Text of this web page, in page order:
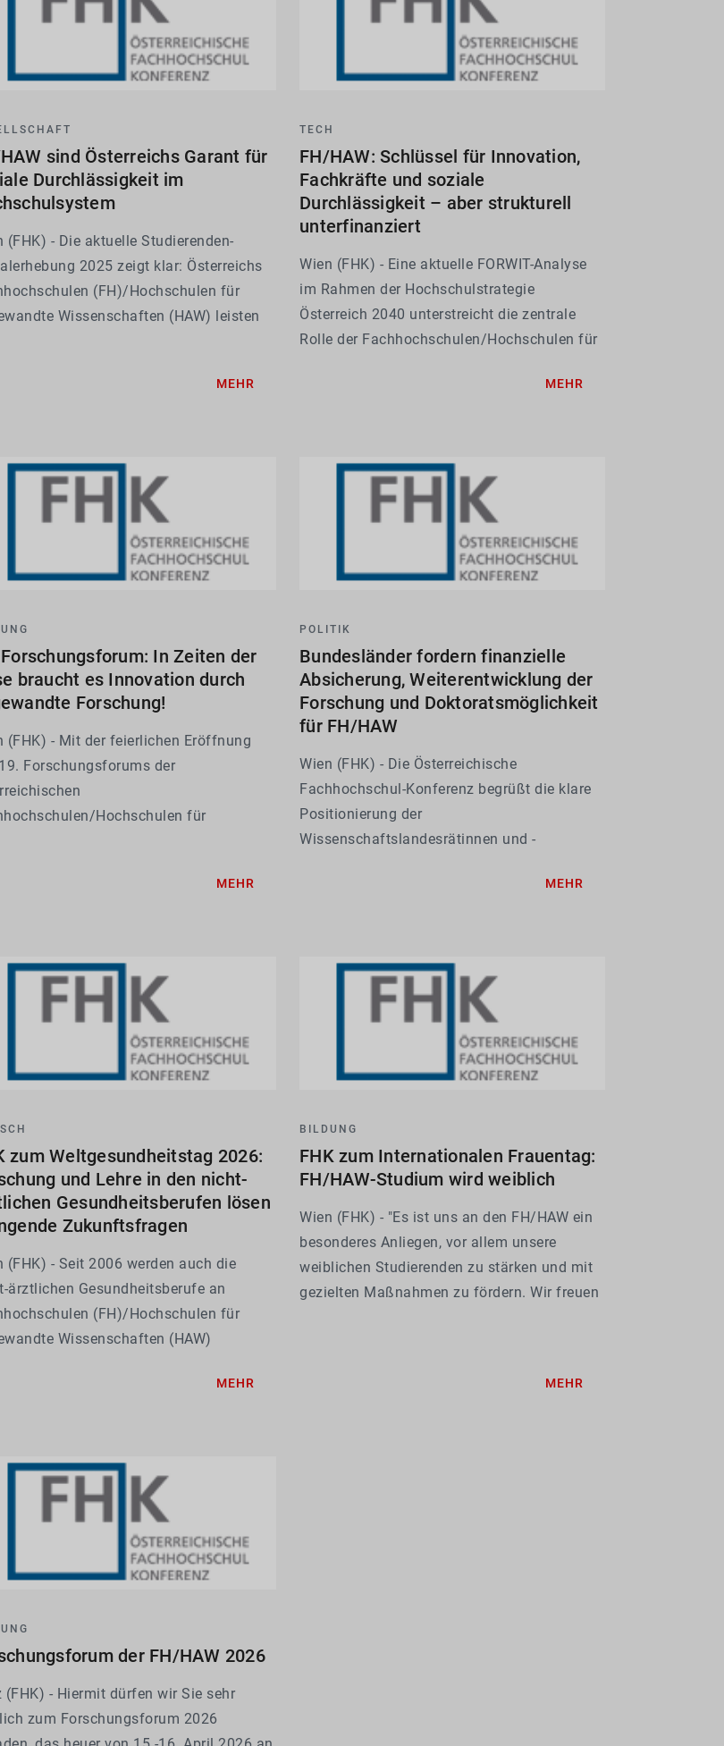
sind Österreichs Garant für
Durchlässigkeit im
(FHK) - Die aktuelle Studierenden-
2025 zeigt klar: Österreichs
(FH)/Hochschulen für
Wissenschaften (HAW) leisten
MEHR
TECH
FH/HAW: Schlüssel für Innovation,
Fachkräfte und soziale
Durchlässigkeit – aber strukturell
unterfinanziert
Wien (FHK) - Eine aktuelle FORWIT-Analyse
im Rahmen der Hochschulstrategie
Österreich 2040 unterstreicht die zentrale
Rolle der Fachhochschulen/Hochschulen für
angewandte Forschung, Innovationstransfer,
MEHR
In Zeiten der
braucht es Innovation durch
Forschung!
(FHK) - Mit der feierlichen Eröffnung
Forschungsforums der
Hochschulen für
und Austauschformate des
MEHR
POLITIK
Bundesländer fordern finanzielle
Absicherung, Weiterentwicklung der
Forschung und Doktoratsmöglichkeit
für FH/HAW
Wien (FHK) - Die Österreichische
Fachhochschul-Konferenz begrüßt die klare
Positionierung der
Wissenschaftslandesrätinnen und -
der bundesweiten...
MEHR
zum Weltgesundheitstag 2026:
und Lehre in den nicht-
Gesundheitsberufen lösen
Zukunftsfragen
(FHK) - Seit 2006 werden auch die
ärztlichen Gesundheitsberufe an
(FH)/Hochschulen für
Wissenschaften (HAW)
therapeutisch- diagnostischen
MEHR
BILDUNG
FHK zum Internationalen Frauentag:
FH/HAW-Studium wird weiblich
Wien (FHK) - "Es ist uns an den FH/HAW ein
besonderes Anliegen, vor allem unsere
weiblichen Studierenden zu stärken und mit
gezielten Maßnahmen zu fördern. Wir freuen
MEHR
der FH/HAW 2026
(FHK) - Hiermit dürfen wir Sie sehr
zum Forschungsforum 2026